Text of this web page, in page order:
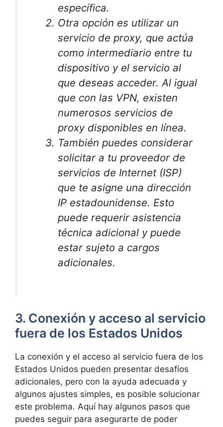
específica.
Otra opción es utilizar un
servicio de proxy, que actúa
como intermediario entre tu
dispositivo y el servicio al
que deseas acceder. Al igual
que con las VPN, existen
numerosos servicios de
proxy disponibles en línea.
También puedes considerar
solicitar a tu proveedor de
servicios de Internet (ISP)
que te asigne una dirección
IP estadounidense. Esto
puede requerir asistencia
técnica adicional y puede
estar sujeto a cargos
adicionales.
3. Conexión y acceso al servicio
fuera de los Estados Unidos
La conexión y el acceso al servicio fuera de los
Estados Unidos pueden presentar desafíos
adicionales, pero con la ayuda adecuada y
algunos ajustes simples, es posible solucionar
este problema. Aquí hay algunos pasos que
puedes seguir para asegurarte de poder